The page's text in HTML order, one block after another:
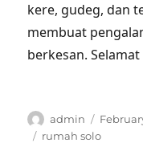
kere, gudeg, dan
membuat
berkesan.
Author
admin
Posted
on
Tags
rumah solo